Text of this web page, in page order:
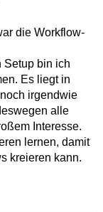
die Workflow-
Setup bin ich
Es liegt in
irgendwie
alle
Interesse.
lernen, damit
kreieren kann.